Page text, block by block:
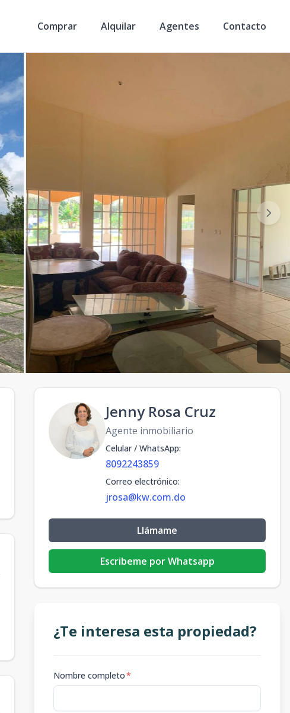
Comprar Alquilar Agentes Contacto
Jenny Rosa Cruz
Agente inmobiliario
Celular / WhatsApp:
8092243859
Correo electrónico:
jrosa@kw.com.do
Llámame
Escribeme por Whatsapp
¿Te interesa esta propiedad?
Nombre completo*